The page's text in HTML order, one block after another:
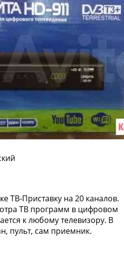
ТВ-Приставку на 20 каналов.
ТВ программ в цифровом
к любому телевизору. В
пульт, сам приемник.